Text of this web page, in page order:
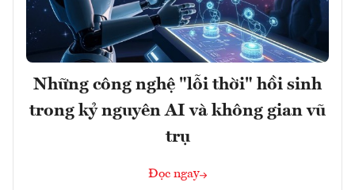
Những công nghệ "lỗi thời" hồi sinh
trong kỷ nguyên AI và không gian vũ
trụ
Đọc ngay